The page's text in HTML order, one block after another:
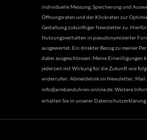
individuelle Messung, Speicherung und
Öffnungsraten und der Klickraten zur
Gestaltung zukünftiger Newsletter zu.
Nutzungsverhalten in pseudonymisierter
ausgewertet. Ein direkter Bezug zu meiner
dabei ausgeschlossen. Meine Einwilligungen
jederzeit mit Wirkung für die Zukunft wie
widerrufen: Abmeldelink im Newsletter; Mail
info@armbanduhren-online.de . Weitere
erhalten Sie in unserer Datenschutzerklärung